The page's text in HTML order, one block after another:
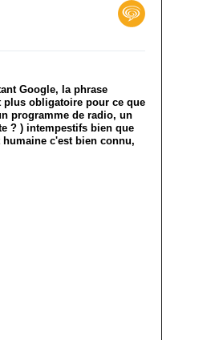
Google, la phrase
obligatoire pour ce que
programme de radio, un
? ) intempestifs bien que
c'est bien connu,